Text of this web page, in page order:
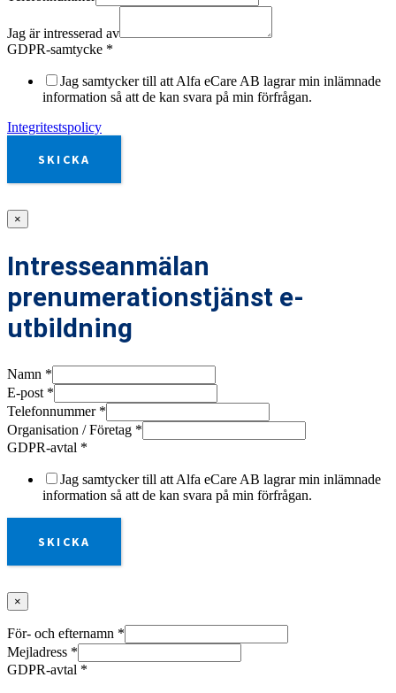
Jag är intresserad av
GDPR-samtycke *
Jag samtycker till att Alfa eCare AB lagrar min inlämnade
information så att de kan svara på min förfrågan.
Integritestspolicy
SKICKA
×
Intresseanmälan
prenumerationstjänst e-
utbildning
Namn *
E-post *
Telefonnummer *
Organisation / Företag *
GDPR-avtal *
Jag samtycker till att Alfa eCare AB lagrar min inlämnade
information så att de kan svara på min förfrågan.
SKICKA
×
För- och efternamn *
Mejladress *
GDPR-avtal *